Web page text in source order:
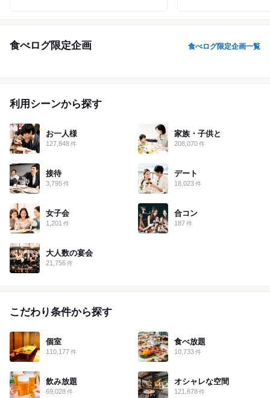
福岡 佐賀 長崎 鹿児島 沖縄
食べログ限定企画 食べログ限定企画一覧
利用シーンから探す
お一人様
127,848件
家族・子供と
208,070 件
接待
3,795件
デート
18,023 件
女子会
1,201 件
合コン
187 件
大人数の宴会
21,756件
こだわり条件から探す
個室
110,177件
食べ放題
10,733 件
飲み放題
69,028件
オシャレな空間
121,678 件